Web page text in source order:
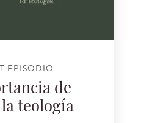
EPISODIO
de
teología